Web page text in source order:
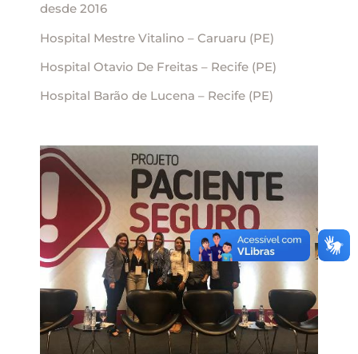
desde 2016
Hospital Mestre Vitalino – Caruaru (PE)
Hospital Otavio De Freitas – Recife (PE)
Hospital Barão de Lucena – Recife (PE)